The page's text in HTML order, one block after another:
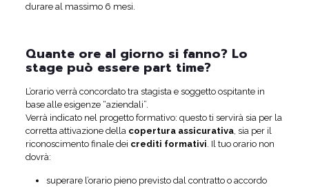
durare al massimo 6 mesi.
Quante ore al giorno si fanno? Lo
stage può essere part time?
L’orario verrà concordato tra stagista e soggetto ospitante in
base alle esigenze “aziendali”.
Verrà indicato nel progetto formativo: questo ti servirà sia per la
corretta attivazione della copertura assicurativa, sia per il
riconoscimento finale dei crediti formativi . Il tuo orario non
dovrà:
superare l’orario pieno previsto dal contratto o accordo